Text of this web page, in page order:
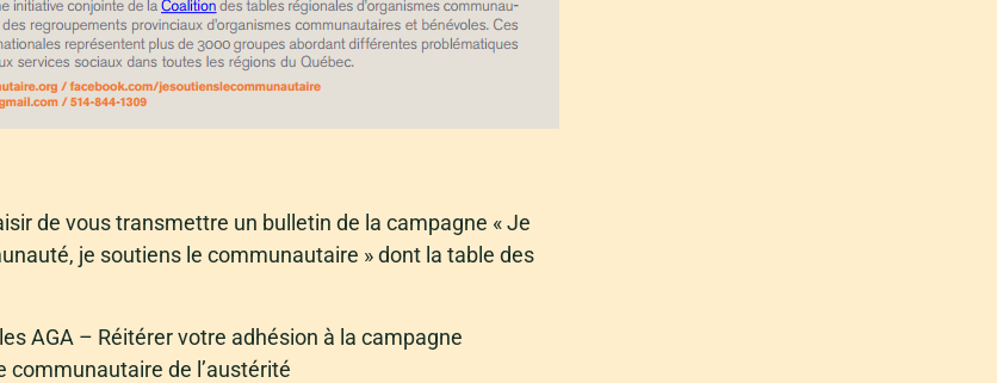
de vous transmettre un bulletin de la campagne « Je
je soutiens le communautaire » dont la table des
AGA – Réitérer votre adhésion à la campagne
communautaire de l’austérité